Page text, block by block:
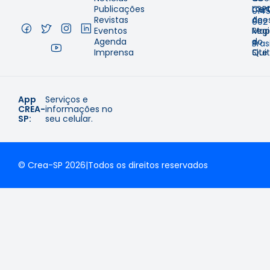
Publicações
Revistas
Eventos
Agenda
Imprensa
de
e
do
Site
002
–
App
CREA-
SP:
Serviços e
informações no
seu celular.
© Crea-SP 2026|Todos os direitos reservados